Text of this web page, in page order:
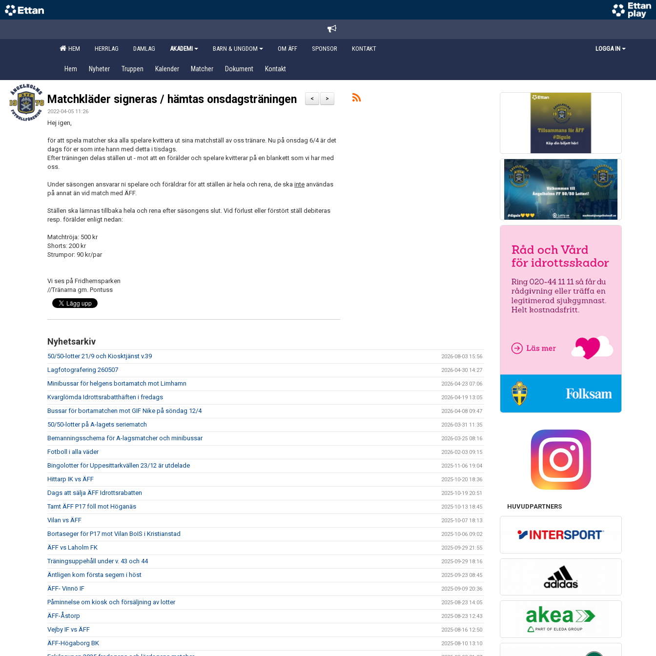
HEM HERRLAG DAMLAG AKADEMI BARN & UNGDOM OM ÄFF SPONSOR KONTAKT LOGGA IN
Hem Nyheter Truppen Kalender Matcher Dokument Kontakt
>
<
Matchkläder signeras / hämtas onsdagsträningen
2022-04-05 11:26
Hej igen,
för att spela matcher ska alla spelare kvittera ut sina matchställ av oss tränare. Nu på onsdag 6/4 är det
dags för er som inte hann med detta i tisdags.
Efter träningen delas ställen ut - mot att en förälder och spelare kvitterar på en blankett som vi har med
oss.
Under säsongen ansvarar ni spelare och föräldrar för att ställen är hela och rena, de ska inte användas
på annat än vid match med ÄFF.
Ställen ska lämnas tillbaka hela och rena efter säsongens slut. Vid förlust eller förstört ställ debiteras
resp. förälder enligt nedan:
Matchtröja: 500 kr
Shorts: 200 kr
Strumpor: 90 kr/par
Vi ses på Fridhemsparken
//Tränarna gm. Pontuss
Nyhetsarkiv
50/50-lotter 21/9 och Kiosktjänst v.39 2026-08-03 15:56
Lagfotografering 260507 2026-04-30 14:27
Minibussar för helgens bortamatch mot Limhamn 2026-04-23 07:06
Kvarglömda Idrottsrabatthäften i fredags 2026-04-19 13:05
Bussar för bortamatchen mot GIF Nike på söndag 12/4 2026-04-08 09:47
50/50-lotter på A-lagets seriematch 2026-03-31 11:35
Bemanningsschema för A-lagsmatcher och minibussar 2026-03-25 08:16
Fotboll i alla väder 2026-02-03 09:15
Bingolotter för Uppesittarkvällen 23/12 är utdelade 2025-11-06 19:04
Hittarp IK vs ÄFF 2025-10-20 18:36
Dags att sälja ÄFF Idrottsrabatten 2025-10-19 20:51
Tamt ÄFF P17 föll mot Höganäs 2025-10-13 18:45
Vilan vs ÄFF 2025-10-07 18:13
Bortaseger för P17 mot Vilan BoIS i Kristianstad 2025-10-06 09:02
ÄFF vs Laholm FK 2025-09-29 21:55
Träningsuppehåll under v. 43 och 44 2025-09-29 18:16
Äntligen kom första segern i höst 2025-09-23 08:45
ÄFF- Vinnö IF 2025-09-09 20:36
Påminnelse om kiosk och försäljning av lotter 2025-08-23 14:05
ÄFF-Åstorp 2025-08-23 12:43
Vejby IF vs ÄFF 2025-08-16 12:50
ÄFF-Högaborg BK 2025-08-10 13:10
HUVUDPARTNERS